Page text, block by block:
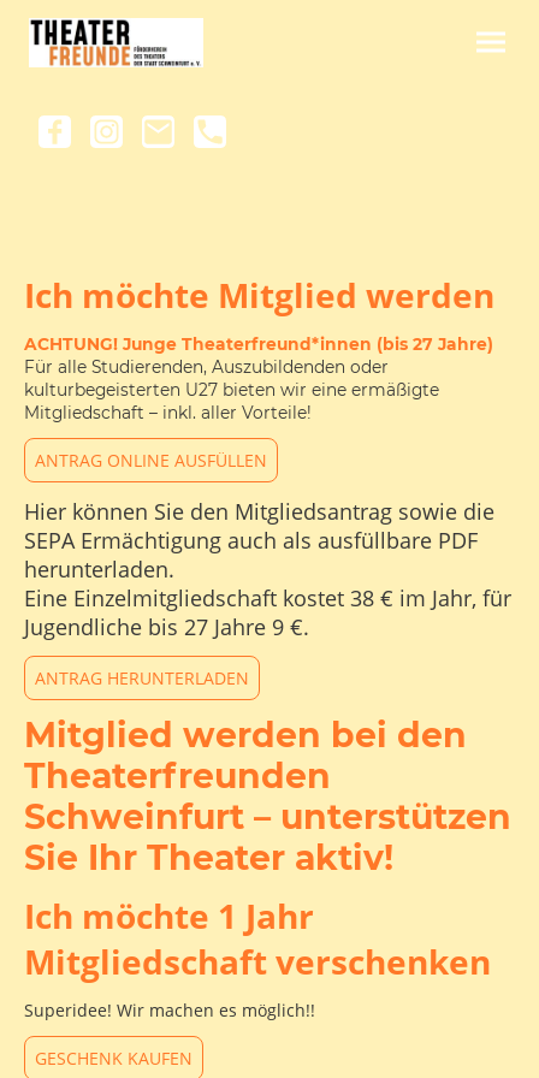
Ich möchte Mitglied werden
ACHTUNG! Junge Theaterfreund*innen (bis 27 Jahre)
Für alle Studierenden, Auszubildenden oder
kulturbegeisterten U27 bieten wir eine ermäßigte
Mitgliedschaft – inkl. aller Vorteile!
ANTRAG ONLINE AUSFÜLLEN
Hier können Sie den Mitgliedsantrag sowie die
SEPA Ermächtigung auch als ausfüllbare PDF
herunterladen.
Eine Einzelmitgliedschaft kostet 38 € im Jahr, für
Jugendliche bis 27 Jahre 9 €.
ANTRAG HERUNTERLADEN
Mitglied werden bei den
Theaterfreunden
Schweinfurt – unterstützen
Sie Ihr Theater aktiv!
Ich möchte 1 Jahr
Mitgliedschaft verschenken
Superidee! Wir machen es möglich!!
GESCHENK KAUFEN